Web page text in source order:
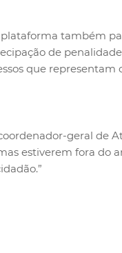
também
de
que
geral de
estiverem fora do